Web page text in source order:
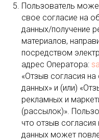
Пользователь
свое согласие на
данных/получение
материалов,
посредством
адрес Оператора:
«Отзыв согласия
данных» и (или)
рекламных и
(рассылок)».
что отзыв
данных может